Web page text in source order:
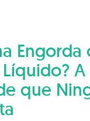
Engorda
A
que